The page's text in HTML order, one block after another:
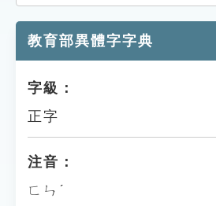
貓頭鷹博士
教育部異體字字典
字級：
正字
注音：
ㄈㄣˊ